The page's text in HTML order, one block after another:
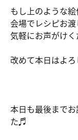
もし上のような絵
会場でレシピお
気軽にお声がけく
改めて本日はよ
本日も最後まで
た♬